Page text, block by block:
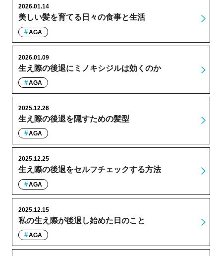
美しい髪を育てる日々の食事と生活
2026.01.14
AGA
生え際の後退にミノキシジルは効くのか
2026.01.09
AGA
生え際の後退を隠すための髪型
2025.12.26
AGA
生え際の後退をセルフチェックする方法
2025.12.25
AGA
私の生え際が後退し始めた日のこと
2025.12.15
AGA